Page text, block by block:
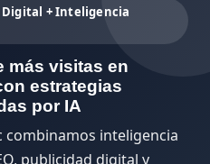
+ Inteligencia
más visitas en
estrategias
por IA
combinamos inteligencia
publicidad digital y